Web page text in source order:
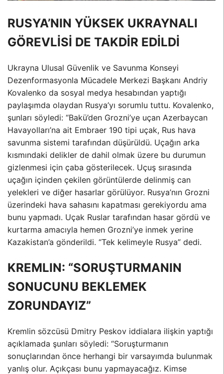
RUSYA’NIN YÜKSEK UKRAYNALI
GÖREVLİSİ DE TAKDİR EDİLDİ
Ukrayna Ulusal Güvenlik ve Savunma Konseyi
Dezenformasyonla Mücadele Merkezi Başkanı Andriy
Kovalenko da sosyal medya hesabından yaptığı
paylaşımda olaydan Rusya’yı sorumlu tuttu. Kovalenko,
şunları söyledi: “Bakü’den Grozni’ye uçan Azerbaycan
Havayolları’na ait Embraer 190 tipi uçak, Rus hava
savunma sistemi tarafından düşürüldü. Uçağın arka
kısmındaki delikler de dahil olmak üzere bu durumun
gizlenmesi için çaba gösterilecek. Uçuş sırasında
uçağın içinden çekilen görüntülerde delinmiş can
yelekleri ve diğer hasarlar görülüyor. Rusya’nın Grozni
üzerindeki hava sahasını kapatması gerekiyordu ama
bunu yapmadı. Uçak Ruslar tarafından hasar gördü ve
kurtarma amacıyla hemen Grozni’ye inmek yerine
Kazakistan’a gönderildi. “Tek kelimeyle Rusya” dedi.
KREMLIN: “SORUŞTURMANIN
SONUCUNU BEKLEMEK
ZORUNDAYIZ”
Kremlin sözcüsü Dmitry Peskov iddialara ilişkin yaptığı
açıklamada şunları söyledi: “Soruşturmanın
sonuçlarından önce herhangi bir varsayımda bulunmak
yanlış olur. Açıkçası bunu yapmayacağız. Kimse